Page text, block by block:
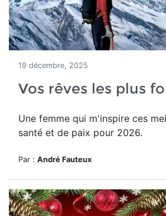
19 décembre, 2025
Vos rêves les plus
Une femme qui m'inspire ces
santé et de paix pour 2026.
Par : André Fauteux